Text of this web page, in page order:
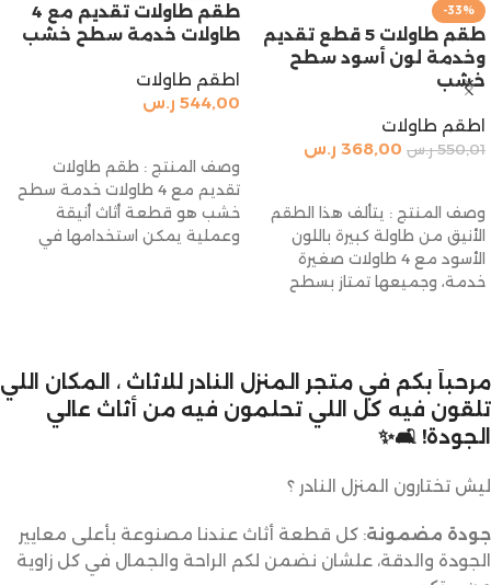
-33%
طقم طاولات 5 قطع تقديم
وخدمة لون أسود سطح
خشب
اطقم طاولات
550,01 ر.س 368,00 ر.س
وصف المنتج : يتألف هذا الطقم
الأنيق من طاولة كبيرة باللون
الأسود مع 4 طاولات صغيرة
خدمة، وجميعها تمتاز بسطح
طقم طاولات تقديم مع 4
طاولات خدمة سطح خشب
اطقم طاولات
544,00 ر.س
وصف المنتج : طقم طاولات
تقديم مع 4 طاولات خدمة سطح
خشب هو قطعة أثاث أنيقة
وعملية يمكن استخدامها في
مرحباً بكم في متجر المنزل النادر للاثاث ، المكان اللي
تلقون فيه كل اللي تحلمون فيه من أثاث عالي
الجودة! 🛋️✨
ليش تختارون المنزل النادر ؟
جودة مضمونة: كل قطعة أثاث عندنا مصنوعة بأعلى معايير
الجودة والدقة، علشان نضمن لكم الراحة والجمال في كل زاوية